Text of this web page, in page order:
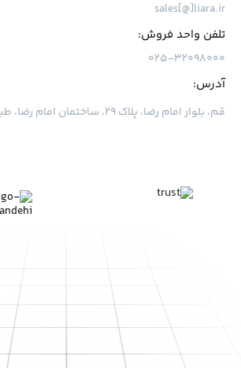
sales[@]liara.ir
تلفن واحد فروش:
۰۲۵-۳۲۰۹۸۰۰۰
آدرس:
قم، بلوار امام رضا، پلاک ۲۹، ساختمان امام رضا، طبقه ۳، واحد ۷